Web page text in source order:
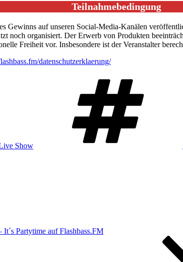
Teilnahmebedingung
Gewinns auf unseren Social-Media-Kanälen
noch organisiert. Der Erwerb von Produkten
Freiheit vor. Insbesondere ist der Veranstalter
datenschutzerklaerung/
Show
It´s Partytime auf Flashbass.FM